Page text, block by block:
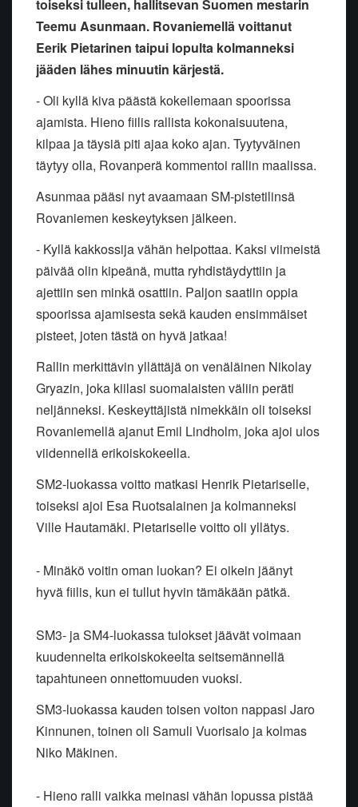
toiseksi tulleen, hallitsevan Suomen mestarin
Teemu Asunmaan. Rovaniemellä voittanut
Eerik Pietarinen taipui lopulta kolmanneksi
jääden lähes minuutin kärjestä.
- Oli kyllä kiva päästä kokeilemaan spoorissa
ajamista. Hieno fiilis rallista kokonaisuutena,
kilpaa ja täysiä piti ajaa koko ajan. Tyytyväinen
täytyy olla, Rovanperä kommentoi rallin maalissa.
Asunmaa pääsi nyt avaamaan SM-pistetilinsä
Rovaniemen keskeytyksen jälkeen.
- Kyllä kakkossija vähän helpottaa. Kaksi viimeistä
päivää olin kipeänä, mutta ryhdistäydyttiin ja
ajettiin sen minkä osattiin. Paljon saatiin oppia
spoorissa ajamisesta sekä kauden ensimmäiset
pisteet, joten tästä on hyvä jatkaa!
Rallin merkittävin yllättäjä on venäläinen Nikolay
Gryazin, joka kiilasi suomalaisten väliin peräti
neljänneksi. Keskeyttäjistä nimekkäin oli toiseksi
Rovaniemellä ajanut Emil Lindholm, joka ajoi ulos
viidennellä erikoiskokeella.
SM2-luokassa voitto matkasi Henrik Pietariselle,
toiseksi ajoi Esa Ruotsalainen ja kolmanneksi
Ville Hautamäki. Pietariselle voitto oli yllätys.
- Minäkö voitin oman luokan? Ei oikein jäänyt
hyvä fiilis, kun ei tullut hyvin tämäkään pätkä.
SM3- ja SM4-luokassa tulokset jäävät voimaan
kuudennelta erikoiskokeelta seitsemännellä
tapahtuneen onnettomuuden vuoksi.
SM3-luokassa kauden toisen voiton nappasi Jaro
Kinnunen, toinen oli Samuli Vuorisalo ja kolmas
Niko Mäkinen.
- Hieno ralli vaikka meinasi vähän lopussa pistää